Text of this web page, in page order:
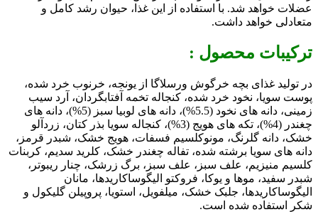
عضلات خواهد شد. با استفاده از این غذا، حیوان رشد کامل و
متعادلی خواهد داشت.
ترکیبات محصول :
در تولید غذای بچه خرگوش ورسلاگا از یونجه، خرنوب خرد شده،
پوست سویا، نخود خرد شده، کنجاله تخمه آفتابگردان، آرد سیب
زمینی، دانه های نخود (5.5%)، دانه های لوبیا سبز (5%)، دانه های
چغندر (4%)، تکه های هویج (3%)، کنجاله سویا بذر کتان، زردآلو
خشک، دانه گلرنگ، مونوکلسیم فسفات، هویج خشک، شبدر قرمز،
دانه های سویا برشته شده، تفاله چغندر خشک، کلرید سدیم، کربنات
کلسیم منیزیم، علف سبز، علف سبز، برگ زرشک، چنار ریبوتر،
شبدر سفید، موها و یوکا، فروکتو الیگوساکاریدها، مانان
الیگوساکاریدها، جلبک خشک، میلفویل، استویا، پروپیلن گلیکول و
شکر استفاده شده است.